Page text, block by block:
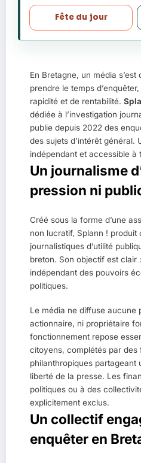
Fête du jour
En Bretagne, un média
prendre le temps
rapidité et de rentabilité.
dédiée à l’investigation
publie depuis 2022 des
des sujets d’intérêt général.
indépendant et accessible à
Un journalisme
pression ni
Créé sous la forme d’une
non lucratif, Splann ! produit
journalistiques d’utilité
breton. Son objectif est clair
indépendant des pouvoirs
politiques.
Le média ne diffuse aucune
actionnaire, ni propriétaire
fonctionnement repose
citoyens, complétés par des
philanthropiques partageant
liberté de la presse. Les
politiques ou à des
explicitement exclus.
Un collectif
enquêter en